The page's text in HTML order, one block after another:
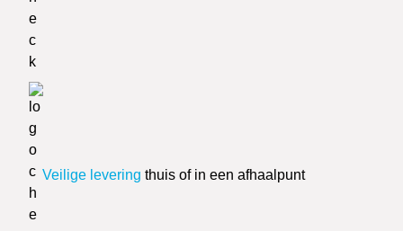
Veilige levering thuis of in een afhaalpunt